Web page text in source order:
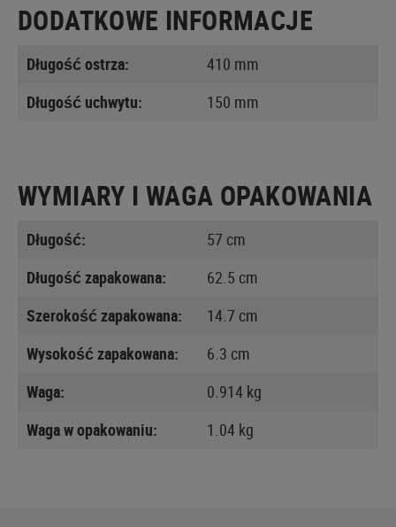
DODATKOWE INFORMACJE
Długość ostrza:
410 mm
Długość uchwytu:
150 mm
WYMIARY I WAGA OPAKOWANIA
Długość:
57 cm
Długość zapakowana:
62.5 cm
Szerokość zapakowana:
14.7 cm
Wysokość zapakowana:
6.3 cm
Waga:
0.914 kg
Waga w opakowaniu:
1.04 kg